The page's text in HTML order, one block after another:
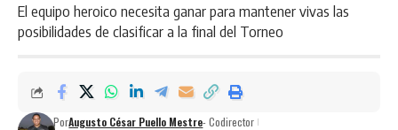
El equipo heroico necesita ganar para mantener vivas las
posibilidades de clasificar a la final del Torneo
PorAugusto César Puello Mestre- Codirector